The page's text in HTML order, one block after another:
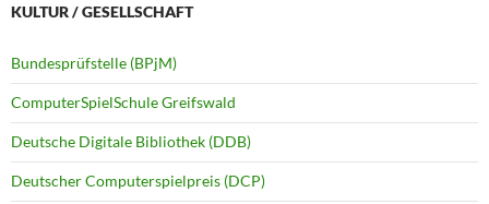
KULTUR / GESELLSCHAFT
Bundesprüfstelle (BPjM)
ComputerSpielSchule Greifswald
Deutsche Digitale Bibliothek (DDB)
Deutscher Computerspielpreis (DCP)